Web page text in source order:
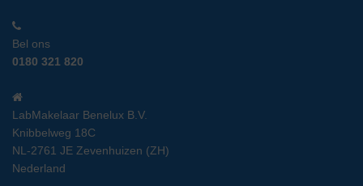
Bel ons
0180 321 820
LabMakelaar Benelux B.V.
Knibbelweg 18C
NL-2761 JE Zevenhuizen (ZH)
Nederland